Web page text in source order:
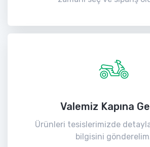
Valemiz Kapına
Ürünleri tesislerimizde
bilgisini